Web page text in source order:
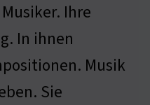
Ihre
In ihnen
Musik
Sie